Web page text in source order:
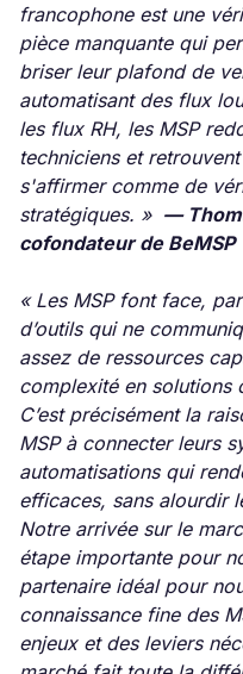
francophone est une
pièce manquante qui
briser leur plafond de
automatisant des flux
les flux RH, les MSP
techniciens et
s'affirmer comme de
stratégiques. » —
cofondateur de BeMSP
« Les MSP font face,
d’outils qui ne
assez de ressources
complexité en solutions
C’est précisément la
MSP à connecter leurs
automatisations qui
efficaces, sans alourdir
Notre arrivée sur le
étape importante pour
partenaire idéal pour
connaissance fine des
enjeux et des leviers